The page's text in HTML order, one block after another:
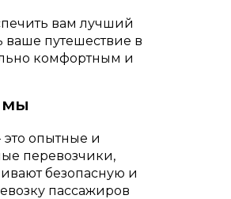
вам лучший
ваше путешествие в
комфортным и
мы
опытные и
перевозчики,
безопасную и
пассажиров